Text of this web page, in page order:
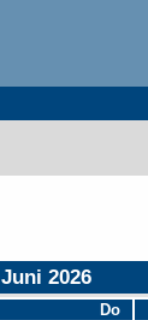
Juni 2026
Do